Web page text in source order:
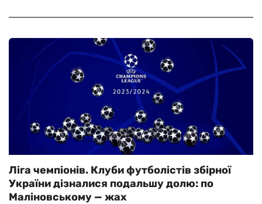
Ліга чемпіонів. Клуби футболістів збірної
України дізналися подальшу долю: по
Маліновському — жах